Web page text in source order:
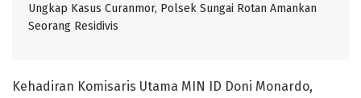
Ungkap Kasus Curanmor, Polsek Sungai Rotan Amankan
Seorang Residivis
Kehadiran Komisaris Utama MIN ID Doni Monardo,